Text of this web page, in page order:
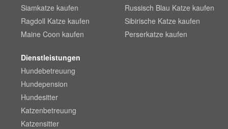
Siamkatze kaufen
Ragdoll Katze kaufen
Maine Coon kaufen
Russisch Blau Katze kaufen
Sibirische Katze kaufen
Perserkatze kaufen
Dienstleistungen
Hundebetreuung
Hundepension
Hundesitter
Katzenbetreuung
Katzensitter